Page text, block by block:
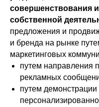
совершенствования
собственной
предложения и
и бренда на рынке
маркетинговых
путем направления
рекламных
путем демонстрации